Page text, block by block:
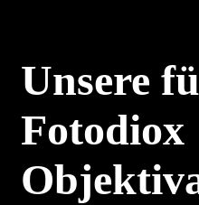
Unsere
Fotodiox